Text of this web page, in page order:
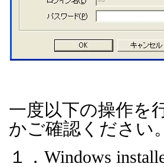
一度以下の操作を
かご確認ください。
１． Windows